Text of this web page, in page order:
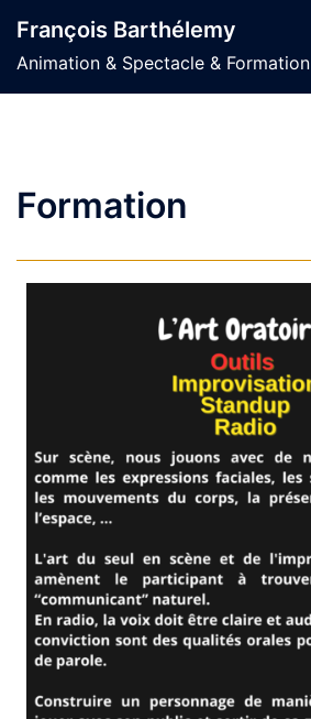
au
contenu
François Barthélemy
Animation & Spectacle & Formation
Formation